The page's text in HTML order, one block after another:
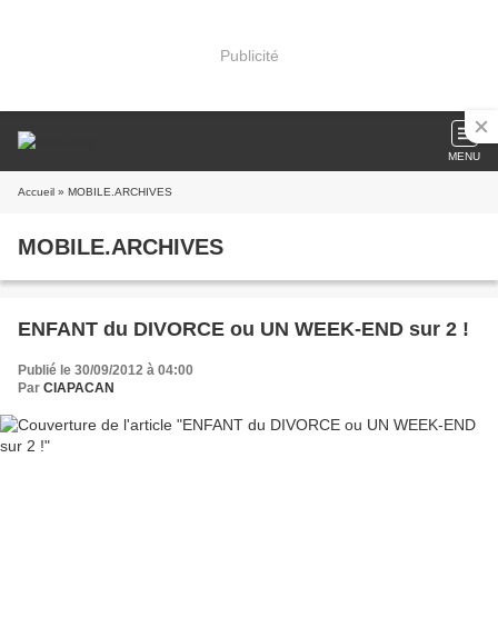
Publicité
MENU
Accueil » MOBILE.ARCHIVES
MOBILE.ARCHIVES
ENFANT du DIVORCE ou UN WEEK-END sur 2 !
Publié le 30/09/2012 à 04:00
Par CIAPACAN